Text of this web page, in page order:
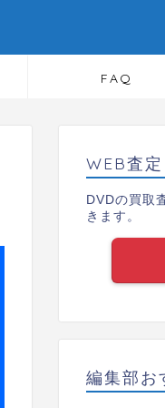
FAQ
WEB査定
DVDの買取
きます。
編集部お